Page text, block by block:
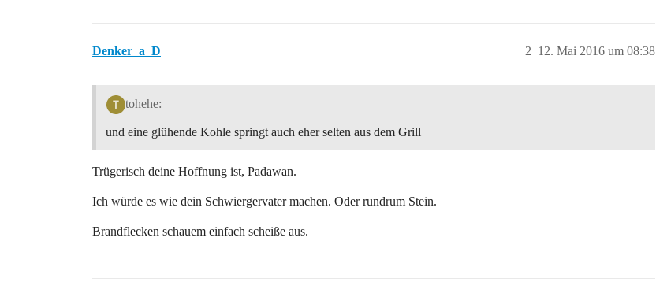
Denker_a_D 12. Mai 2016 um 08:38
2
tohehe:
und eine glühende Kohle springt auch eher selten aus dem Grill
Trügerisch deine Hoffnung ist, Padawan.
Ich würde es wie dein Schwiergervater machen. Oder rundrum Stein.
Brandflecken schauem einfach scheiße aus.